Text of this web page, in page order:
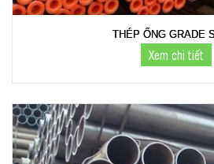
THÉP ỐNG GRADE
Xem chi tiết